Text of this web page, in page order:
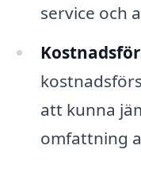
service och
att kunna
omfattning